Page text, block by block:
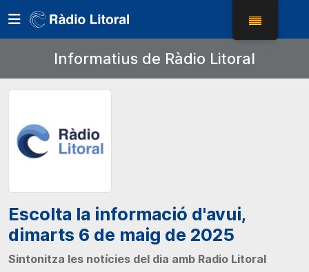
Informatius de Ràdio Litoral
Escolta la informació d'avui,
dimarts 6 de maig de 2025
Sintonitza les notícies del dia amb Radio Litoral